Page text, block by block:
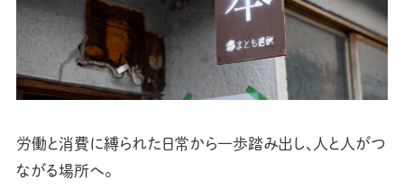
労働と消費に縛られた日常から一歩踏み出し、人と人がつ
ながる場所へ。